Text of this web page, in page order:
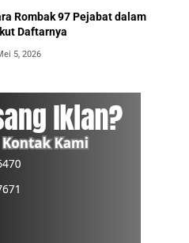
Rombak 97 Pejabat dalam
Daftarnya
5, 2026